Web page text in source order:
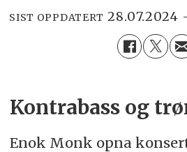
SIST OPPDATERT
Kontrabass og
Enok Monk opna